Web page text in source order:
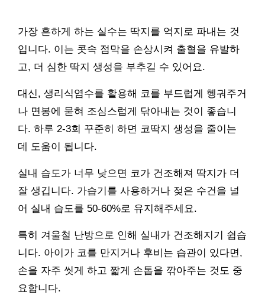
가장 흔하게 하는 실수는 딱지를 억지로 파내는 것
입니다. 이는 콧속 점막을 손상시켜 출혈을 유발하
고, 더 심한 딱지 생성을 부추길 수 있어요.
대신, 생리식염수를 활용해 코를 부드럽게 헹궈주거
나 면봉에 묻혀 조심스럽게 닦아내는 것이 좋습니
다. 하루 2-3회 꾸준히 하면 코딱지 생성을 줄이는
데 도움이 됩니다.
실내 습도가 너무 낮으면 코가 건조해져 딱지가 더
잘 생깁니다. 가습기를 사용하거나 젖은 수건을 널
어 실내 습도를 50-60%로 유지해주세요.
특히 겨울철 난방으로 인해 실내가 건조해지기 쉽습
니다. 아이가 코를 만지거나 후비는 습관이 있다면,
손을 자주 씻게 하고 짧게 손톱을 깎아주는 것도 중
요합니다.